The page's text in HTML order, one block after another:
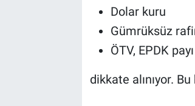
Dolar kuru
Gümrüksüz
ÖTV, EPDK
dikkate alınıyor.